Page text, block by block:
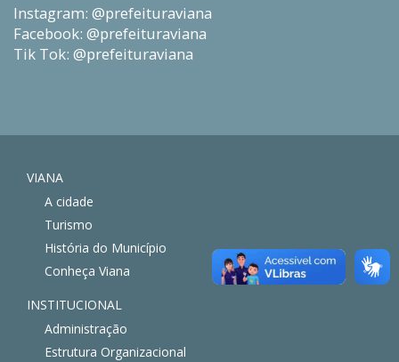
Instagram: @prefeituraviana
Facebook: @prefeituraviana
Tik Tok: @prefeituraviana
VIANA
A cidade
Turismo
História do Município
Conheça Viana
INSTITUCIONAL
Administração
Estrutura Organizacional